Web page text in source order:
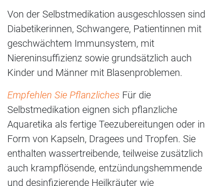
Von der Selbstmedikation ausgeschlossen sind
Diabetikerinnen, Schwangere, Patientinnen mit
geschwächtem Immunsystem, mit
Niereninsuffizienz sowie grundsätzlich auch
Kinder und Männer mit Blasenproblemen.
Empfehlen Sie Pflanzliches Für die
Selbstmedikation eignen sich pflanzliche
Aquaretika als fertige Teezubereitungen oder in
Form von Kapseln, Dragees und Tropfen. Sie
enthalten wassertreibende, teilweise zusätzlich
auch krampflösende, entzündungshemmende
und desinfizierende Heilkräuter wie